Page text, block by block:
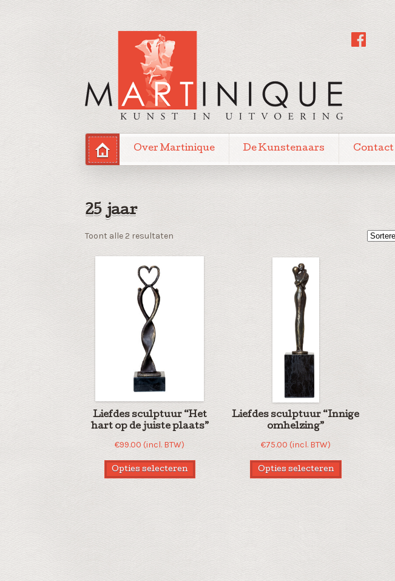
Over Martinique De Kunstenaars Contact
25 jaar
Toont alle 2 resultaten
Liefdes sculptuur “Het
hart op de juiste plaats”
€99.00 (incl. BTW)
Opties selecteren
Liefdes sculptuur “Innige
omhelzing”
€75.00 (incl. BTW)
Opties selecteren